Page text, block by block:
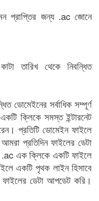
প্রাপ্তির জন্য .ac জোনে
তারিখ থেকে নিবন্ধিত
ডোমেইনের সর্বাধিক সম্পূর্ণ
ক্লিকে সমস্ত ইন্টারনেট
প্রতিটি ডোমেইন ফাইলে
প্রতিদিন ফাইলের ডেটা
এক ক্লিকে একটি ফাইলে
একটি পৃথক লাইন হিসাবে
ডেটা আপডেট করি।